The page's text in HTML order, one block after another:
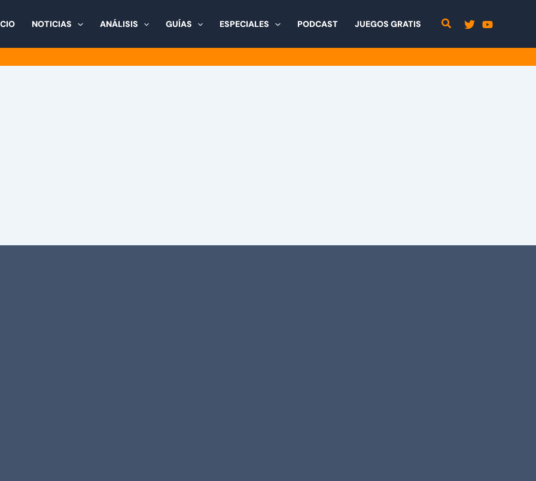
NOTICIAS ANÁLISIS GUÍAS ESPECIALES PODCAST JUEGOS GRATIS